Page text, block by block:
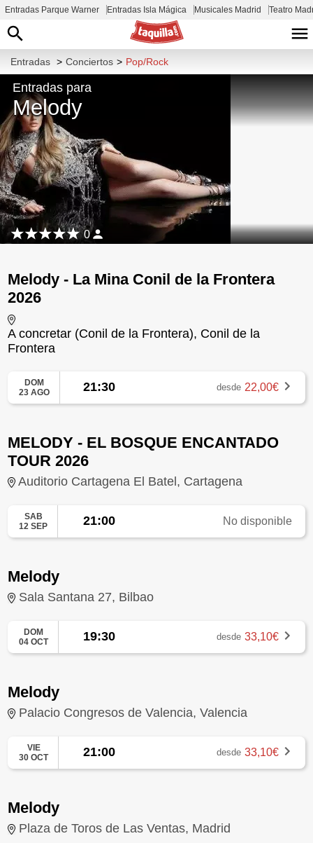
Entradas Parque Warner Entradas Isla Mágica Musicales Madrid Teatro
Entradas > Conciertos > Pop/Rock
Entradas para
Melody
0
Melody - La Mina Conil de la Frontera
2026
A concretar (Conil de la Frontera), Conil de la
Frontera
DOM
23 AGO
21:30 desde 22,00€
MELODY - EL BOSQUE ENCANTADO
TOUR 2026
Auditorio Cartagena El Batel, Cartagena
SAB
12 SEP
21:00 No disponible
Melody
Sala Santana 27, Bilbao
DOM
04 OCT
19:30 desde 33,10€
Melody
Palacio Congresos de Valencia, Valencia
VIE
30 OCT
21:00 desde 33,10€
Melody
Plaza de Toros de Las Ventas, Madrid